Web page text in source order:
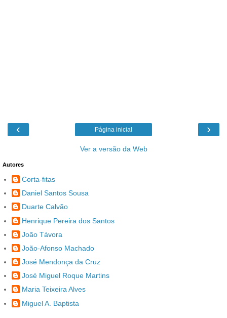
‹ ›
Página inicial
Ver a versão da Web
Autores
Corta-fitas
Daniel Santos Sousa
Duarte Calvão
Henrique Pereira dos Santos
João Távora
João-Afonso Machado
José Mendonça da Cruz
José Miguel Roque Martins
Maria Teixeira Alves
Miguel A. Baptista